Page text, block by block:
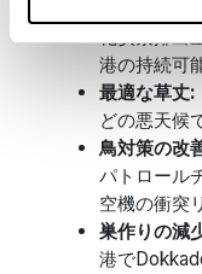
化炭素排出
港の持続可
最適な草丈:
どの悪天候
鳥対策の改
パトロール
空機の衝突
巣作りの減
港で